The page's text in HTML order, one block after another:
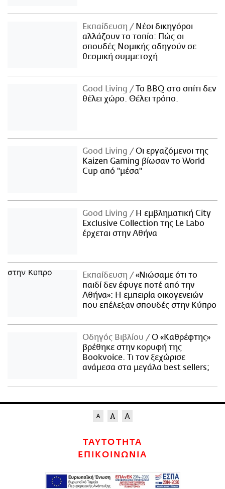
Εκπαίδευση
Νέοι δικηγόροι
αλλάζουν το τοπίο: Πώς οι
σπουδές Νομικής οδηγούν σε
θεσμική συμμετοχή
Good Living
Το BBQ στο σπίτι δεν
θέλει χώρο. Θέλει τρόπο.
Good Living
Οι εργαζόμενοι της
Kaizen Gaming βίωσαν το World
Cup από "μέσα"
Good Living
Η εμβληματική City
Exclusive Collection της Le Labo
έρχεται στην Αθήνα
Εκπαίδευση
«Νιώσαμε ότι το
παιδί δεν έφυγε ποτέ από την
Αθήνα»: Η εμπειρία οικογενειών
που επέλεξαν σπουδές στην Κύπρο
Οδηγός Βιβλίου
Ο «Καθρέφτης»
βρέθηκε στην κορυφή της
Bookvoice. Τι τον ξεχώρισε
ανάμεσα στα μεγάλα best sellers;
ΤΑΥΤΟΤΗΤΑ
ΕΠΙΚΟΙΝΩΝΙΑ